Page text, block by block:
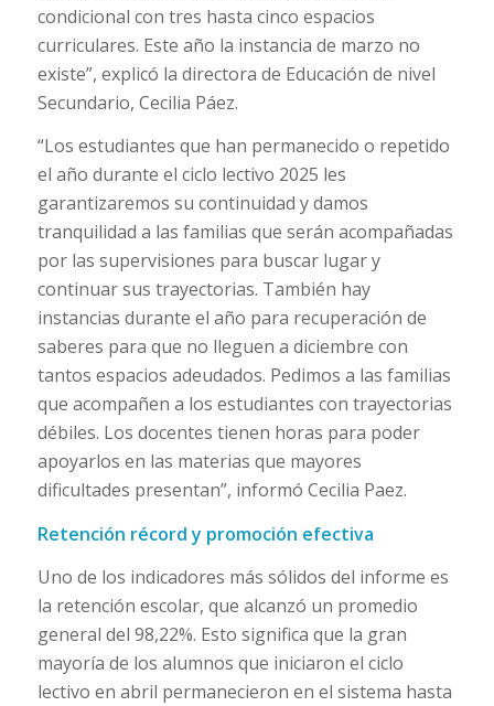
condicional con tres hasta cinco espacios
curriculares. Este año la instancia de marzo no
existe”, explicó la directora de Educación de nivel
Secundario, Cecilia Páez.
“Los estudiantes que han permanecido o repetido
el año durante el ciclo lectivo 2025 les
garantizaremos su continuidad y damos
tranquilidad a las familias que serán acompañadas
por las supervisiones para buscar lugar y
continuar sus trayectorias. También hay
instancias durante el año para recuperación de
saberes para que no lleguen a diciembre con
tantos espacios adeudados. Pedimos a las familias
que acompañen a los estudiantes con trayectorias
débiles. Los docentes tienen horas para poder
apoyarlos en las materias que mayores
dificultades presentan”, informó Cecilia Paez.
Retención récord y promoción efectiva
Uno de los indicadores más sólidos del informe es
la retención escolar, que alcanzó un promedio
general del 98,22%. Esto significa que la gran
mayoría de los alumnos que iniciaron el ciclo
lectivo en abril permanecieron en el sistema hasta